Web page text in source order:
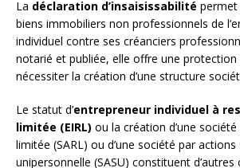
La déclaration d’insaisissabilité permet
biens immobiliers non professionnels de
individuel contre ses créanciers
notarié et publiée, elle offre une protection
nécessiter la création d’une structure
Le statut d’entrepreneur individuel à
limitée (EIRL) ou la création d’une
limitée (SARL) ou d’une société par
unipersonnelle (SASU) constituent